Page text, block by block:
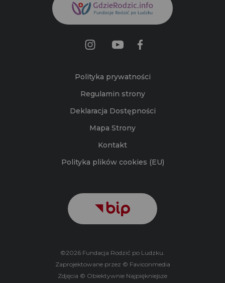
Polityka prywatności
Regulamin strony
Deklaracja Dostępności
Mapa Strony
Kontakt
Polityka plików cookies (EU)
©2026 Fundacja Rodzić po Ludzku.
Zaprojektowane przez © Faviconmedia
Zdjęcia © Obiektywnie Najpiękniejsze